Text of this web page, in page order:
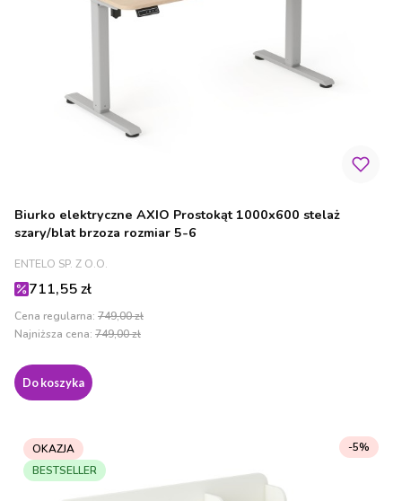
Biurko elektryczne AXIO Prostokąt 1000x600 stelaż
szary/blat brzoza rozmiar 5-6
PRODUCENT
ENTELO SP. Z O.O.
Cena promocyjna
711,55 zł
Cena regularna: 749,00 zł
Najniższa cena: 749,00 zł
Do koszyka
OKAZJA
BESTSELLER
-5%